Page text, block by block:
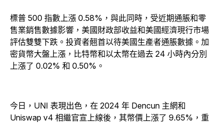
標普 500 指數上漲 0.58%，與此同時，受近期通脹和零
售業銷售數據影響，美國財政部收益和美國經濟現行市場
評估雙雙下跌。投資者翹首以待美國生產者通脹數據。加
密貨幣大盤上漲，比特幣和以太幣在過去 24 小時內分別
上漲了 0.02% 和 0.50%。
今日，UNI 表現出色，在 2024 年 Dencun 主網和
Uniswap v4 相繼官宣上線後，其幣價上漲了 9.65%，重